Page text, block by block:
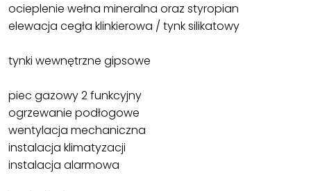
ocieplenie wełna mineralna oraz styropian
elewacja cegła klinkierowa / tynk silikatowy
tynki wewnętrzne gipsowe
piec gazowy 2 funkcyjny
ogrzewanie podłogowe
wentylacja mechaniczna
instalacja klimatyzacji
instalacja alarmowa